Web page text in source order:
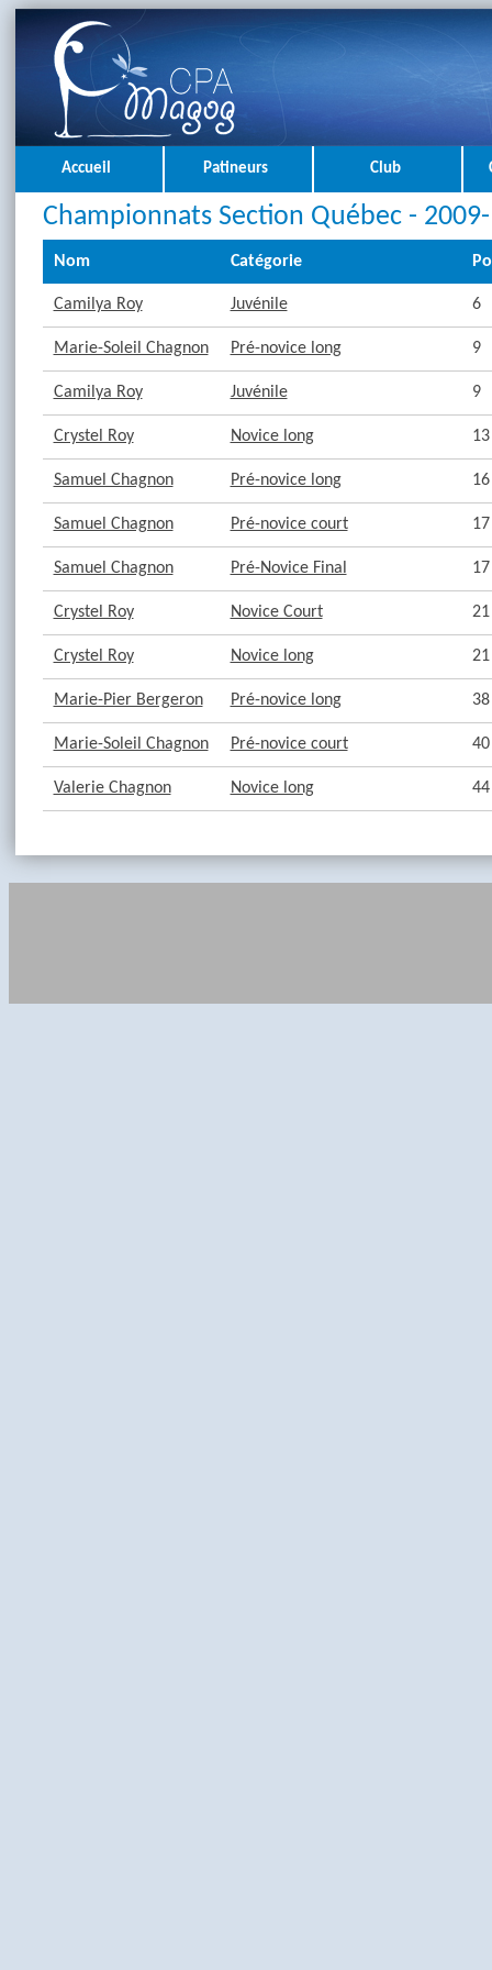
Accueil Patineurs Club
Championnats Section Québec -
Nom Catégorie
Camilya Roy Juvénile 6
Marie-Soleil Chagnon Pré-novice long 9
Camilya Roy Juvénile 9
Crystel Roy Novice long 13
Samuel Chagnon Pré-novice long 16
Samuel Chagnon Pré-novice court 17
Samuel Chagnon Pré-Novice Final 17
Crystel Roy Novice Court 21
Crystel Roy Novice long 21
Marie-Pier Bergeron Pré-novice long 38
Marie-Soleil Chagnon Pré-novice court 40
Valerie Chagnon Novice long 44